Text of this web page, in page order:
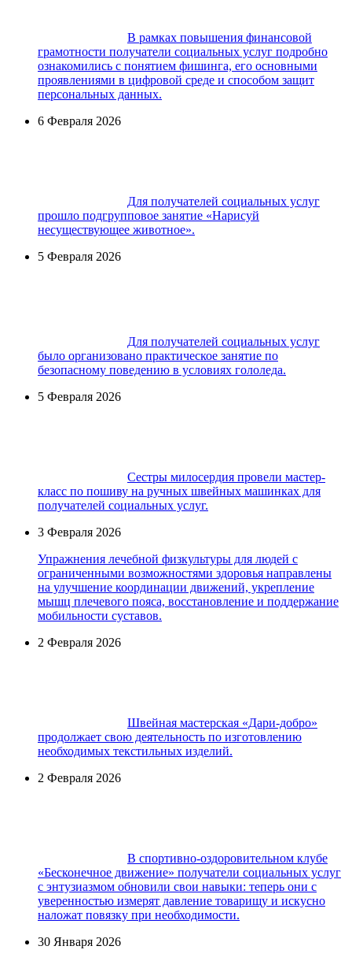
В рамках повышения финансовой
грамотности получатели социальных услуг подробно
ознакомились с понятием фишинга, его основными
проявлениями в цифровой среде и способом защит
персональных данных.
6 Февраля 2026
Для получателей социальных услуг
прошло подгрупповое занятие «Нарисуй
несуществующее животное».
5 Февраля 2026
Для получателей социальных услуг
было организовано практическое занятие по
безопасному поведению в условиях гололеда.
5 Февраля 2026
Сестры милосердия провели мастер-
класс по пошиву на ручных швейных машинках для
получателей социальных услуг.
3 Февраля 2026
Упражнения лечебной физкультуры для людей с
ограниченными возможностями здоровья направлены
на улучшение координации движений, укрепление
мышц плечевого пояса, восстановление и поддержание
мобильности суставов.
2 Февраля 2026
Швейная мастерская «Дари-добро»
продолжает свою деятельность по изготовлению
необходимых текстильных изделий.
2 Февраля 2026
В спортивно-оздоровительном клубе
«Бесконечное движение» получатели социальных услуг
с энтузиазмом обновили свои навыки: теперь они с
уверенностью измерят давление товарищу и искусно
наложат повязку при необходимости.
30 Января 2026